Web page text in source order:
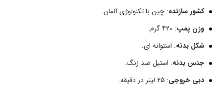
کشور سازنده: چین با تکنولوژی آلمان.
وزن پمپ: 420 گرم.
شکل بدنه: استوانه ای.
جنس بدنه: استیل ضد زنگ.
دبی خروجی: 25 لیتر در دقیقه.